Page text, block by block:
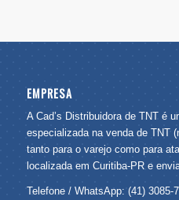
EMPRESA
A Cad’s Distribuidora de TNT é
especializada na venda de TNT
tanto para o varejo como para
localizada em Curitiba-PR e
Telefone / WhatsApp: (41) 3085-